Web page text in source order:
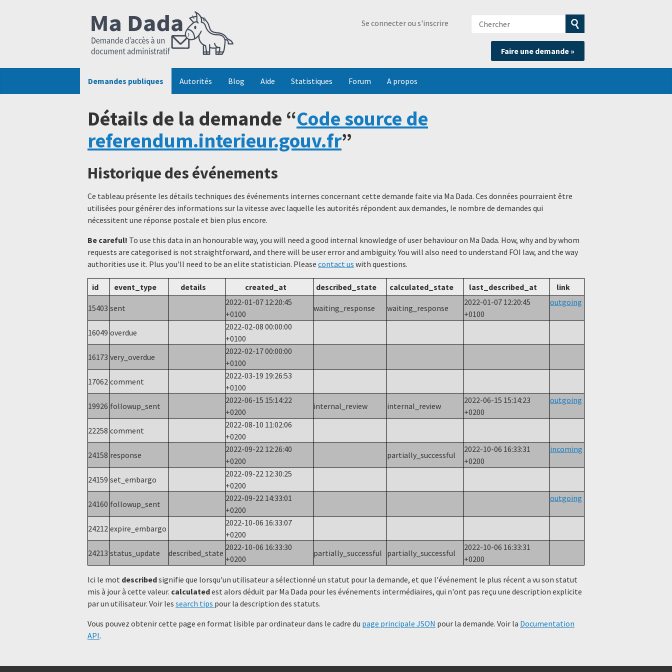
Se connecter ou s'inscrire
Chercher
Soumettre
la
recherche
Faire une demande »
Demandes publiques Autorités Blog Aide Statistiques Forum A propos
Détails de la demande “Code source de
referendum.interieur.gouv.fr”
Historique des événements
Ce tableau présente les détails techniques des événements internes concernant cette demande faite via Ma Dada. Ces données pourraient être
utilisées pour générer des informations sur la vitesse avec laquelle les autorités répondent aux demandes, le nombre de demandes qui
nécessitent une réponse postale et bien plus encore.
Be careful! To use this data in an honourable way, you will need a good internal knowledge of user behaviour on Ma Dada. How, why and by whom
requests are categorised is not straightforward, and there will be user error and ambiguity. You will also need to understand FOI law, and the way
authorities use it. Plus you'll need to be an elite statistician. Please contact us with questions.
id event_type details created_at described_state calculated_state last_described_at link
15403 sent
2022-01-07 12:20:45
+0100
waiting_response waiting_response
2022-01-07 12:20:45
+0100
outgoing
16049 overdue
2022-02-08 00:00:00
+0100
16173 very_overdue
2022-02-17 00:00:00
+0100
17062 comment
2022-03-19 19:26:53
+0100
19926 followup_sent
2022-06-15 15:14:22
+0200
internal_review internal_review
2022-06-15 15:14:23
+0200
outgoing
22258 comment
2022-08-10 11:02:06
+0200
24158 response
2022-09-22 12:26:40
+0200
partially_successful
2022-10-06 16:33:31
+0200
incoming
24159 set_embargo
2022-09-22 12:30:25
+0200
24160 followup_sent
2022-09-22 14:33:01
+0200
outgoing
24212 expire_embargo
2022-10-06 16:33:07
+0200
24213 status_update described_state
2022-10-06 16:33:30
+0200
partially_successful partially_successful
2022-10-06 16:33:31
+0200
Ici le mot describedsignifie que lorsqu'un utilisateur a sélectionné un statut ​​pour la demande, et que l'événement le plus récent a vu son statut
mis à jour à cette valeur. calculatedest alors déduit par Ma Dada pour les événements intermédiaires, qui n'ont pas reçu une description explicite
par un utilisateur. Voir les search tips pour la description des statuts.
Vous pouvez obtenir cette page en format lisible par ordinateur dans le cadre du page principale JSON pour la demande. Voir la Documentation
API.